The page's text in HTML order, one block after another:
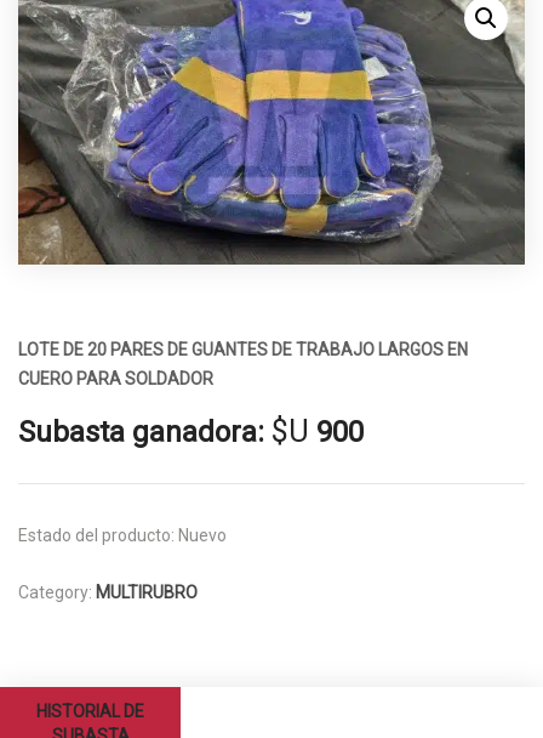
LOTE DE 20 PARES DE GUANTES DE TRABAJO LARGOS EN
CUERO PARA SOLDADOR
Subasta ganadora: $U 900
Estado del producto: Nuevo
Category: MULTIRUBRO
HISTORIAL DE